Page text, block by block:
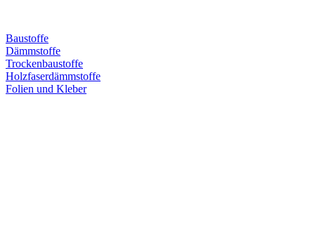
Baustoffe
Dämmstoffe
Trockenbaustoffe
Holzfaserdämmstoffe
Folien und Kleber